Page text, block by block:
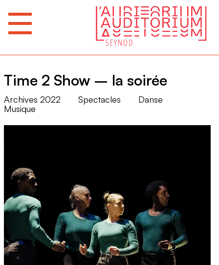
Time 2 Show – la soirée
Archives 2022 Spectacles
Danse
Musique